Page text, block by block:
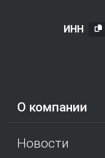
О компании
Новости
ИНН